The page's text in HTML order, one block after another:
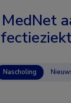
Nascholing